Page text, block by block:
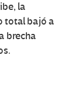
la
total bajó a
brecha